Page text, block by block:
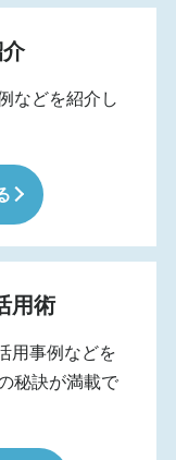
などを紹介し
用術
用事例などを
秘訣が満載で